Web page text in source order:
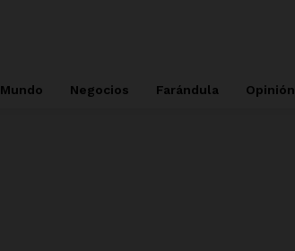
Mundo Negocios Farándula Opinión